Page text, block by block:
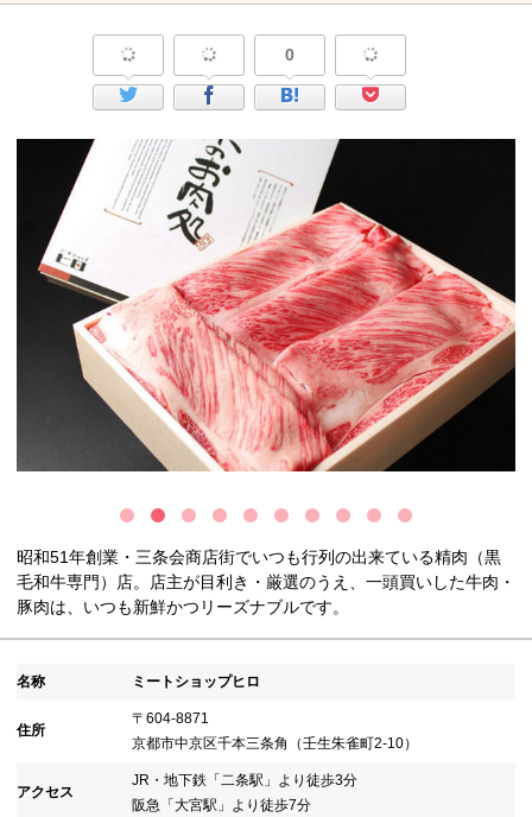
0
昭和51年創業・三条会商店街でいつも行列の出来ている精肉（黒
毛和牛専門）店。店主が目利き・厳選のうえ、一頭買いした牛肉・
豚肉は、いつも新鮮かつリーズナブルです。
名称 ミートショップヒロ
住所
〒604-8871
京都市中京区千本三条角（壬生朱雀町2-10）
アクセス
JR・地下鉄「二条駅」より徒歩3分
阪急「大宮駅」より徒歩7分